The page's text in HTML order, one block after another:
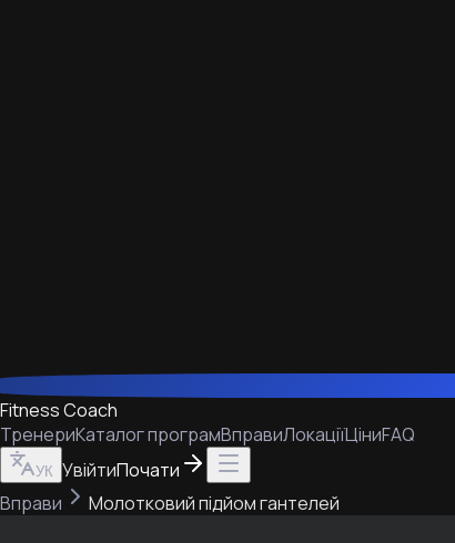
Fitness Coach
ТренериКаталог програмВправиЛокаціїЦіниFAQ
УК УвійтиПочати
Вправи
Молотковий підйом гантелей